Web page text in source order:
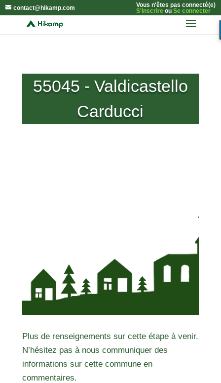
contact@hikamp.com
Vous n'êtes pas connecté(e)
S'inscrireou Se connecter
55045 - Valdicastello
Carducci
Plus de renseignements sur cette étape à venir.
N’hésitez pas à nous communiquer des
informations sur cette commune en
commentaires.